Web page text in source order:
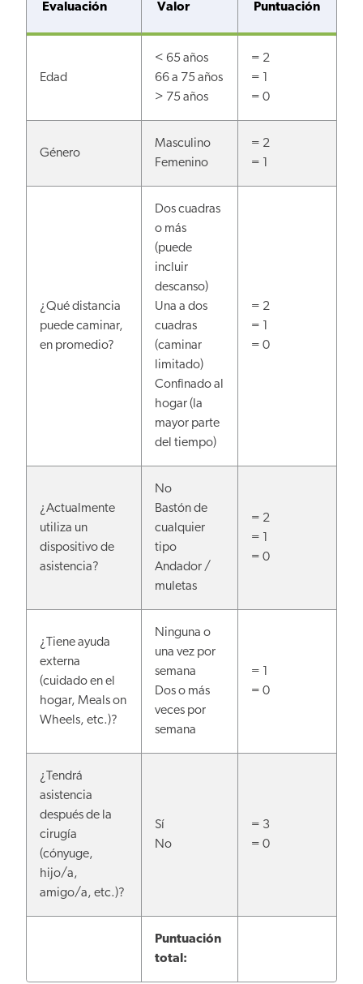
Evaluación Valor Puntuación
Edad
< 65 años
66 a 75 años
> 75 años
= 2
= 1
= 0
Género
Masculino
Femenino
= 2
= 1
¿Qué distancia
puede caminar,
en promedio?
Dos cuadras
o más
(puede
incluir
descanso)
Una a dos
cuadras
(caminar
limitado)
Confinado al
hogar (la
mayor parte
del tiempo)
= 2
= 1
= 0
¿Actualmente
utiliza un
dispositivo de
asistencia?
No
Bastón de
cualquier
tipo
Andador /
muletas
= 2
= 1
= 0
¿Tiene ayuda
externa
(cuidado en el
hogar, Meals on
Wheels, etc.)?
Ninguna o
una vez por
semana
Dos o más
veces por
semana
= 1
= 0
¿Tendrá
asistencia
después de la
cirugía
(cónyuge,
hijo/a,
amigo/a, etc.)?
Sí
No
= 3
= 0
Puntuación
total: